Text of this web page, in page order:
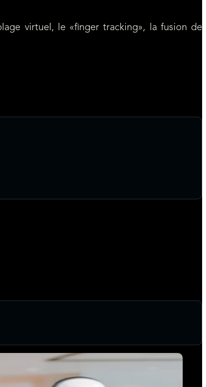
virtuel, le «finger tracking», la fusion de